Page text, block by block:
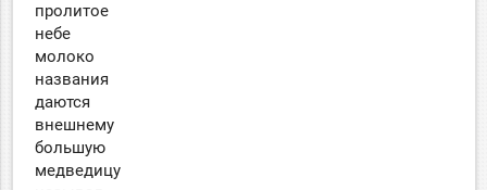
пролитое
небе
молоко
названия
даются
внешнему
большую
медведицу